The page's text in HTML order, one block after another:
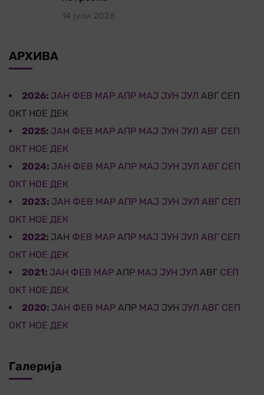
14 јули 2026
АРХИВА
2026: ЈАН ФЕВ МАР АПР МАЈ ЈУН ЈУЛ АВГ СЕП
ОКТ НОЕ ДЕК
2025: ЈАН ФЕВ МАР АПР МАЈ ЈУН ЈУЛ АВГ СЕП
ОКТ НОЕ ДЕК
2024: ЈАН ФЕВ МАР АПР МАЈ ЈУН ЈУЛ АВГ СЕП
ОКТ НОЕ ДЕК
2023: ЈАН ФЕВ МАР АПР МАЈ ЈУН ЈУЛ АВГ СЕП
ОКТ НОЕ ДЕК
2022: ЈАН ФЕВ МАР АПР МАЈ ЈУН ЈУЛ АВГ СЕП
ОКТ НОЕ ДЕК
2021: ЈАН ФЕВ МАР АПР МАЈ ЈУН ЈУЛ АВГ СЕП
ОКТ НОЕ ДЕК
2020: ЈАН ФЕВ МАР АПР МАЈ ЈУН ЈУЛ АВГ СЕП
ОКТ НОЕ ДЕК
Галерија